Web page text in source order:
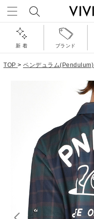
新 着 ブランド
TOP > ペンデュラム(Pendulum)